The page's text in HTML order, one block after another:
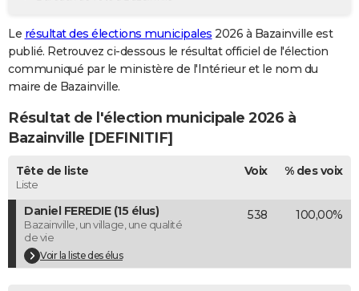
GUIDES D'ACHAT
BONS PLANS
CARTE DE VOEUX
Carte de Noël
Carte Bonne année
Carte Saint-Valentin
Carte Pâques
Carte d'anniversaire
Dictionnaire
Biographies
Citations
Expressions
Proverbes
PROGRAMME TV
COPAINS D'AVANT
S'inscrire
Se connecter
Lycées
Collèges
Primaires
Universités
Entreprises
Service militaire
Avis de recherche
AVIS DE DÉCÈS
Le résultat des élections municipales 2026 à Bazainville est
publié. Retrouvez ci-dessous le résultat officiel de l'élection
communiqué par le ministère de l'Intérieur et le nom du
maire de Bazainville.
Résultat de l'élection municipale 2026 à
Bazainville [DEFINITIF]
Tête de liste
Liste
Voix % des voix
Daniel FEREDIE (15 élus)
Bazainville, un village, une qualité
de vie
Voir la liste des élus
538 100,00%